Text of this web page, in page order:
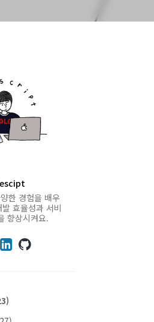
한 경험을 배우
효율성과 서비
향상시켜요.
 